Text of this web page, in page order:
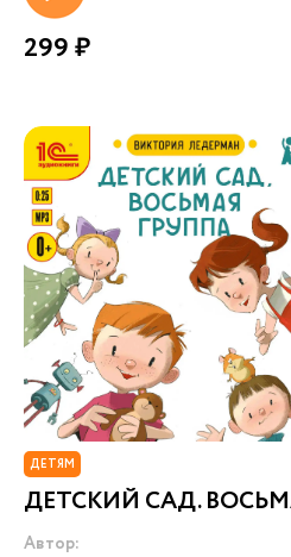
299 ₽
ДЕТЯМ
ДЕТСКИЙ САД.
Автор: